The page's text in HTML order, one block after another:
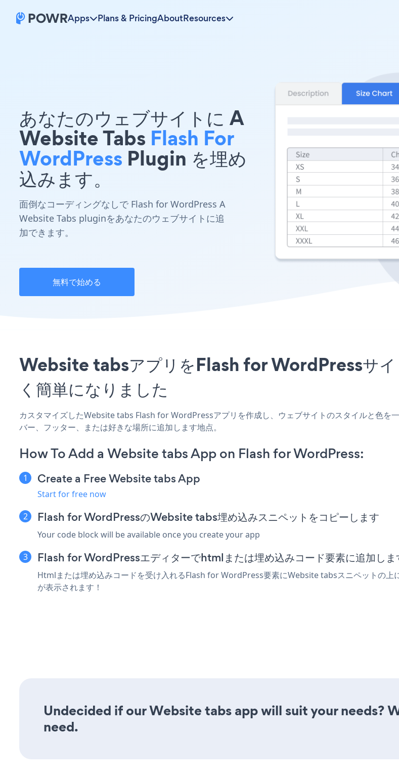
Apps Plans & PricingAboutResources
あなたのウェブサイトに A
Website Tabs Flash For
WordPress Plugin を埋め
込みます。
面倒なコーディングなしで Flash for WordPress A
Website Tabs pluginをあなたのウェブサイトに追
加できます。
無料で始める
Website tabsアプリをFlash for WordPressサイ
く簡単になりました
カスタマイズしたWebsite tabs Flash for WordPressアプリを作成し、ウェブサイトのスタイルと色
バー、フッター、または好きな場所に追加します地点。
How To Add a Website tabs App on Flash for WordPress:
Create a Free Website tabs App
Start for free now
Flash for WordPressのWebsite tabs埋め込みスニペットをコピーします
Your code block will be available once you create your app
Flash for WordPressエディターでhtmlまたは埋め込みコード要素に追加しま
Htmlまたは埋め込みコードを受け入れるFlash for WordPress要素にWebsite tabsスニペットの
が表示されます！
Undecided if our Website tabs app will suit your needs?
need.